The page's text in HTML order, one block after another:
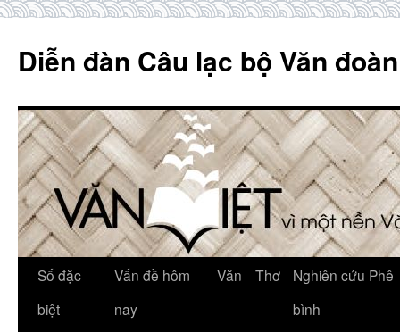
content
Diễn đàn Câu lạc bộ Văn
Số đặc
biệt
Vấn đề hôm
nay
Văn Thơ
Nghiên cứu Phê
bình